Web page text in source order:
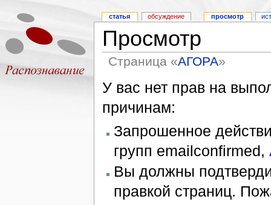
Просмотр
Страница «АГОРА»
У вас нет прав на
причинам:
Запрошенное
групп emailconfirmed,
Вы должны
правкой страниц.
статья обсуждение просмотр